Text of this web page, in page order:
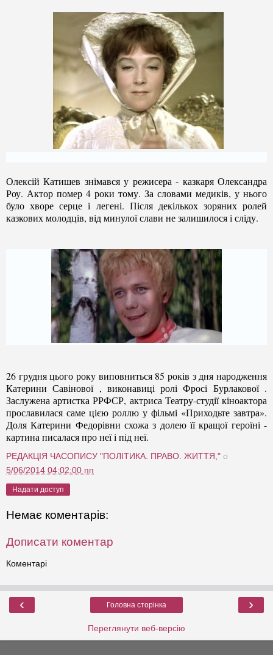
Олексій Катишев знімався у режисера - казкаря Олександра
Роу. Актор помер 4 роки тому. За словами медиків, у нього
було хворе серце і легені. Після декількох зоряних ролей
казкових молодців, від минулої слави не залишилося і сліду.
26 грудня цього року виповниться 85 років з дня народження
Катерини Савінової , виконавиці ролі Фросі Бурлакової .
Заслужена артистка РРФСР, актриса Театру-студії кіноактора
прославилася саме цією роллю у фільмі «Приходьте завтра».
Доля Катерини Федорівни схожа з долею її кращоїгероїні -
картина писалася про неї і під неї.
РЕДАКЦІЯ ЧАСОПИСУ "ПОЛІТИКА. ПРАВО. ЖИТТЯ," о
5/06/2014 04:02:00 пп
Надати доступ
Немає коментарів:
Дописати коментар
Коментарі
‹ ›
Головна сторінка
Переглянути веб-версію